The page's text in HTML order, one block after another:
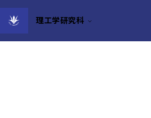
理工学研究科
News